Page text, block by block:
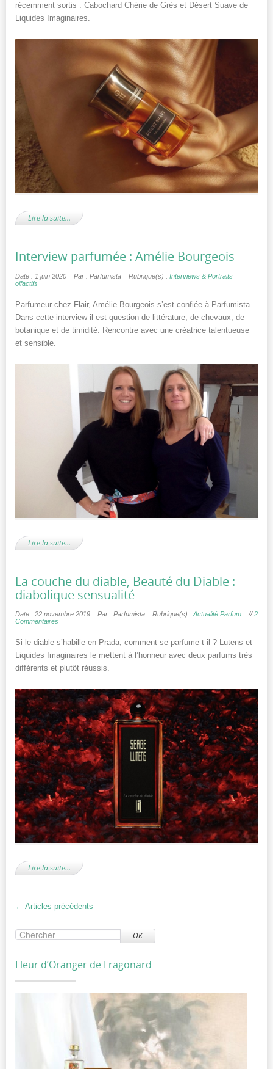
récemment sortis : Cabochard Chérie de Grès et Désert Suave de
Liquides Imaginaires.
Lire la suite…
Interview parfumée : Amélie Bourgeois
Date : 1 juin 2020 Par : Parfumista Rubrique(s) : Interviews & Portraits
olfactifs
Parfumeur chez Flair, Amélie Bourgeois s’est confiée à Parfumista.
Dans cette interview il est question de littérature, de chevaux, de
botanique et de timidité. Rencontre avec une créatrice talentueuse
et sensible.
Lire la suite…
La couche du diable, Beauté du Diable :
diabolique sensualité
Date : 22 novembre 2019 Par : Parfumista Rubrique(s) : Actualité Parfum //2
Commentaires
Si le diable s’habille en Prada, comment se parfume-t-il ? Lutens et
Liquides Imaginaires le mettent à l’honneur avec deux parfums très
différents et plutôt réussis.
Lire la suite…
← Articles précédents
OK
Fleur d’Oranger de Fragonard